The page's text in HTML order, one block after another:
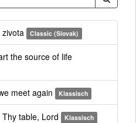
Classic (Slovak)
the source of life
meet again Klassisch
table, Lord Klassisch